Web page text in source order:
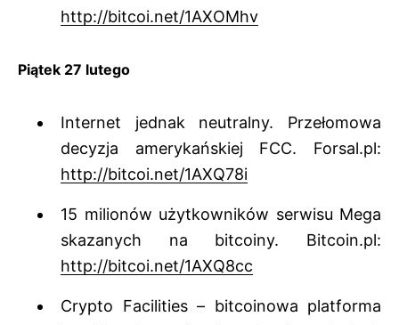
http://bitcoi.net/1AXOMhv
Piątek 27 lutego
Internet jednak neutralny. Przełomowa
decyzja amerykańskiej FCC. Forsal.pl:
http://bitcoi.net/1AXQ78i
15 milionów użytkowników serwisu Mega
skazanych na bitcoiny. Bitcoin.pl:
http://bitcoi.net/1AXQ8cc
Crypto Facilities – bitcoinowa platforma